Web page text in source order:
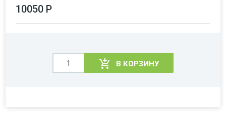
10050 Р
В КОРЗИНУ